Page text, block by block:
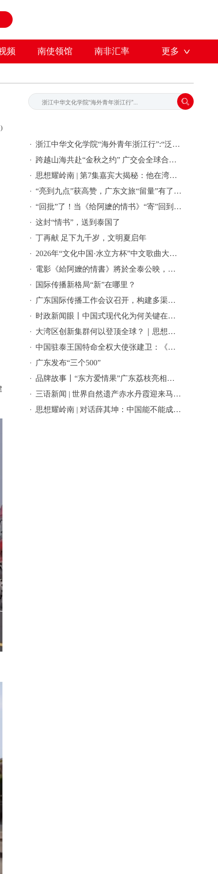
频 南使领馆 南非汇率 更多
浙江中华文化学院“海外青年浙江行”:“泛舟富春江上-寻味中华文脉”中华文化研学之旅活动
跨越山海共赴“金秋之约” 广交会全球合作伙伴签约活动在穗举行
思想耀岭南 | 第7集嘉宾大揭秘：他在湾区批量孵化独角兽企业
“亮到九点”获高赞，广东文旅“留量”有了新密码 | 文旅友好看广东②
“回批”了！当《给阿嬷的情书》“寄”回到故事发生地泰国……
这封“情书”，送到泰国了
丁再献 足下九千岁，文明夏启年
2026年“文化中国·水立方杯”中文歌曲大赛总决赛落幕，选手精彩表现来啦→
電影《給阿嬤的情書》將於全泰公映，導演藍鴻春推薦潮汕美景美食
国际传播新格局“新”在哪里？
广东国际传播工作会议召开，构建多渠道立体式对外传播格局引热议
时政新闻眼丨中国式现代化为何关键在科技现代化？总书记作出战略指引
大湾区创新集群何以登顶全球？｜思想耀岭南
中国驻泰王国特命全权大使张建卫：《给阿嬷的情书》是讲好中国故事的好抓手
广东发布“三个500”
品牌故事丨“东方爱情果”广东荔枝亮相全球农遗遴选答辩会
三语新闻 | 世界自然遗产赤水丹霞迎来马来西亚代表团 ——海外嘉宾点赞世界自然遗产赤水丹霞：这里值得让更多国际游客看见
思想耀岭南 | 对话薛其坤：中国能不能成为世界科学中心？